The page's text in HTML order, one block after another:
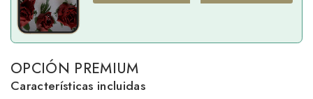
OPCIÓN PREMIUM
Características incluidas